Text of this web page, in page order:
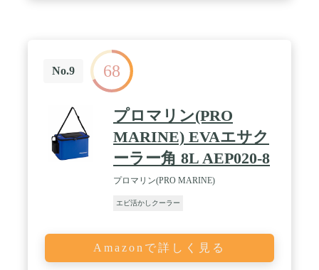
No.9 68
プロマリン(PRO
MARINE) EVAエサク
ーラー角 8L AEP020-8
プロマリン(PRO MARINE)
エビ活かしクーラー
Amazonで詳しく見る